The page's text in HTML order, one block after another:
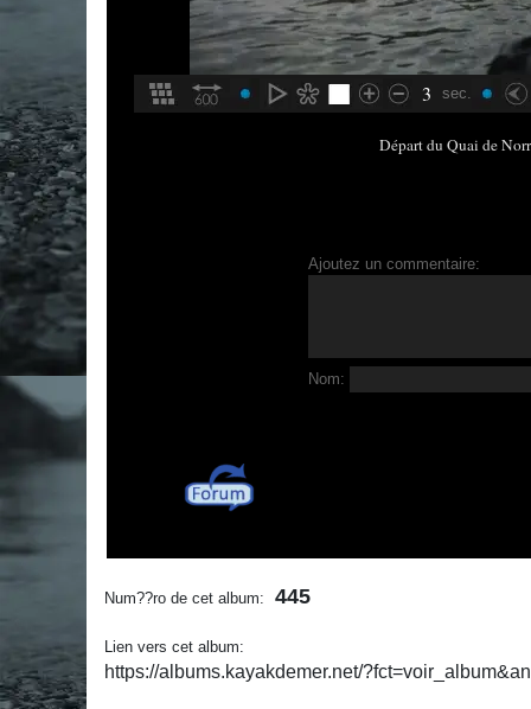
3 sec.
Départ du Quai de
Ajoutez un commentaire:
Nom:
Num??ro de cet album: 445
Lien vers cet album:
https://albums.kayakdemer.net/